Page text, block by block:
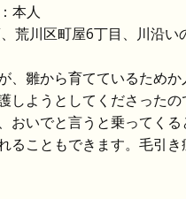
本人
荒川区町屋6丁目、川沿
、雛から育てているため
しようとしてくださったの
おいでと言うと乗ってく
ることもできます。毛引